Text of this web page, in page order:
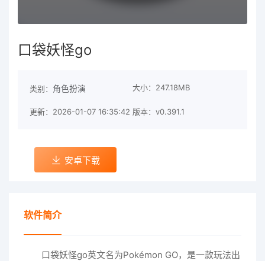
口袋妖怪go
类别： 角色扮演 大小：247.18MB
更新：2026-01-07 16:35:42 版本：v0.391.1
安卓下载
软件简介
口袋妖怪go英文名为Pokémon GO，是一款玩法出